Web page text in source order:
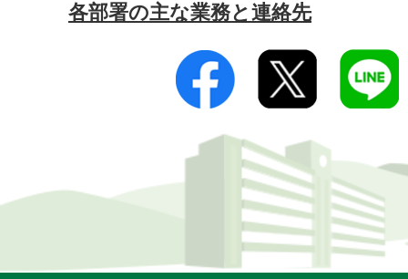
各部署の主な業務と連絡先